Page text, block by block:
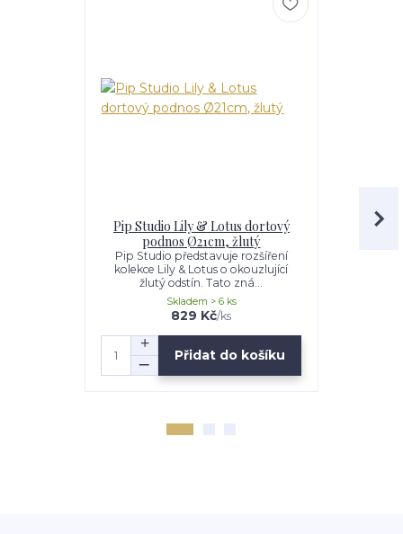
Pip Studio Lily & Lotus dortový
podnos Ø21cm, žlutý
Pip Studio představuje rozšíření
kolekce Lily & Lotus o okouzlující
žlutý odstín. Tato zná...
829 Kč/ks
Skladem > 6 ks
Přidat do košíku
Pip